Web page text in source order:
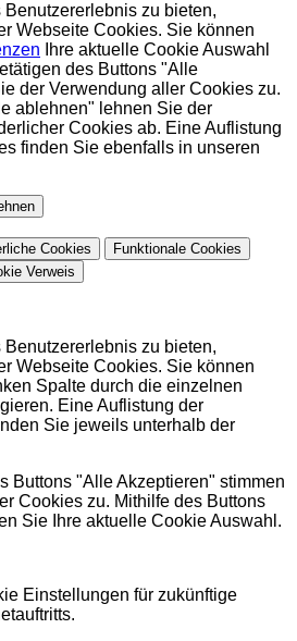
zu bieten,
Webseite Cookies. Sie können
Ihre aktuelle Cookie Auswahl
des Buttons "Alle
der Verwendung aller Cookies zu.
ablehnen" lehnen Sie der
Cookies ab. Eine Auflistung
finden Sie ebenfalls in unseren
Cookies
Funktionale Cookies
Verweis
zu bieten,
Webseite Cookies. Sie können
Spalte durch die einzelnen
Eine Auflistung der
Sie jeweils unterhalb der
Buttons "Alle Akzeptieren" stimmen
Cookies zu. Mithilfe des Buttons
Sie Ihre aktuelle Cookie Auswahl.
Einstellungen für zukünftige